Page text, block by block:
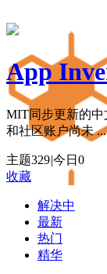
App
MIT同步更新的
和社区账户尚未 ...
主题329|今日 0
收藏
解决中
最新
热门
精华